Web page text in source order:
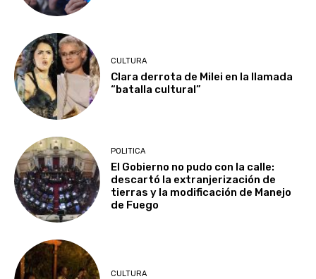
CULTURA
Clara derrota de Milei en la llamada
“batalla cultural”
POLITICA
El Gobierno no pudo con la calle:
descartó la extranjerización de
tierras y la modificación de Manejo
de Fuego
CULTURA